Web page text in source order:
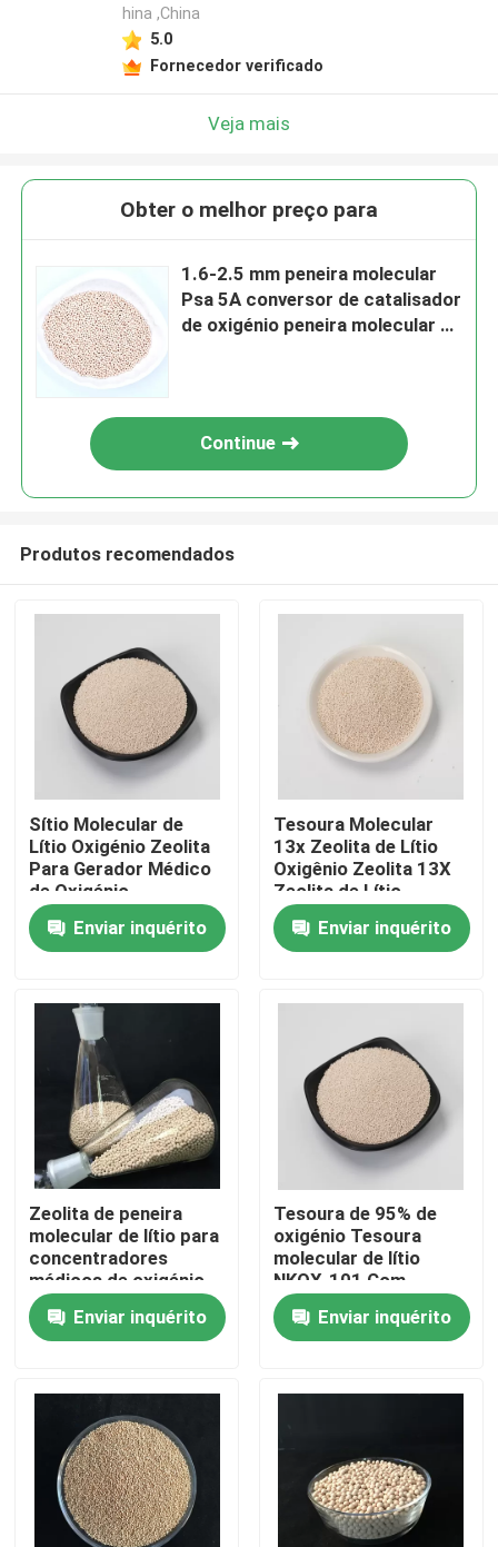
Para casa
Vídeos
Sobre nós
Visita à fábrica
Controle de qualidade
Contacte-nos
Solicite um orçamento
Sítio Molecular PSA
Zeolita de peneira molecular
hina ,China
5.0
Fornecedor verificado
Veja mais
Obter o melhor preço para
1.6-2.5 mm peneira molecular
Psa 5A conversor de catalisador
de oxigénio peneira molecular de
Continue
Produtos recomendados
Sítio Molecular de
Lítio Oxigénio Zeolita
Para Gerador Médico
de Oxigénio
Enviar inquérito
Tesoura Molecular
13x Zeolita de Lítio
Oxigênio Zeolita 13X
Zeolita de Lítio
Oxigênio
Enviar inquérito
Zeolita de peneira
molecular de lítio para
concentradores
médicos de oxigénio
Enviar inquérito
Tesoura de 95% de
oxigénio Tesoura
molecular de lítio
NKOX-101 Com
pequena
esferográfica 0,4-0,8
mm
Enviar inquérito